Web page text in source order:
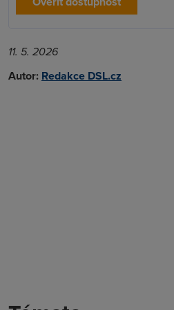
11. 5. 2026
Autor: Redakce DSL.cz